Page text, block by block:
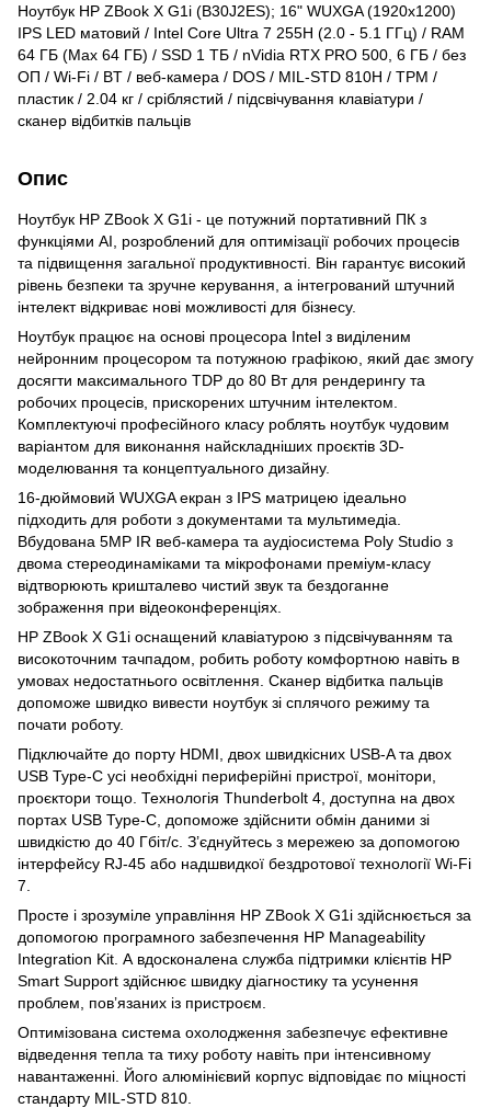
Ноутбук HP ZBook X G1i (B30J2ES); 16" WUXGA (1920x1200)
IPS LED матовий / Intel Core Ultra 7 255H (2.0 - 5.1 ГГц) / RAM
64 ГБ (Max 64 ГБ) / SSD 1 ТБ / nVidia RTX PRO 500, 6 ГБ / без
ОП / Wi-Fi / BT / веб-камера / DOS / MIL-STD 810H / TPM /
пластик / 2.04 кг / сріблястий / підсвічування клавіатури /
сканер відбитків пальців
Опис
Ноутбук HP ZBook X G1i - це потужний портативний ПК з
функціями AI, розроблений для оптимізації робочих процесів
та підвищення загальної продуктивності. Він гарантує високий
рівень безпеки та зручне керування, а інтегрований штучний
інтелект відкриває нові можливості для бізнесу.
Ноутбук працює на основі процесора Intel з виділеним
нейронним процесором та потужною графікою, який дає змогу
досягти максимального TDP до 80 Вт для рендерингу та
робочих процесів, прискорених штучним інтелектом.
Комплектуючі професійного класу роблять ноутбук чудовим
варіантом для виконання найскладніших проєктів 3D-
моделювання та концептуального дизайну.
16-дюймовий WUXGA екран з IPS матрицею ідеально
підходить для роботи з документами та мультимедіа.
Вбудована 5MP IR веб-камера та аудіосистема Poly Studio з
двома стереодинаміками та мікрофонами преміум-класу
відтворюють кришталево чистий звук та бездоганне
зображення при відеоконференціях.
HP ZBook X G1i оснащений клавіатурою з підсвічуванням та
високоточним тачпадом, робить роботу комфортною навіть в
умовах недостатнього освітлення. Сканер відбитка пальців
допоможе швидко вивести ноутбук зі сплячого режиму та
почати роботу.
Підключайте до порту HDMI, двох швидкісних USB-A та двох
USB Type-C усі необхідні периферійні пристрої, монітори,
проєктори тощо. Технологія Thunderbolt 4, доступна на двох
портах USB Type-C, допоможе здійснити обмін даними зі
швидкістю до 40 Гбіт/с. З’єднуйтесь з мережею за допомогою
інтерфейсу RJ-45 або надшвидкої бездротової технології Wi-Fi
7.
Просте і зрозуміле управління HP ZBook X G1i здійснюється за
допомогою програмного забезпечення HP Manageability
Integration Kit. А вдосконалена служба підтримки клієнтів HP
Smart Support здійснює швидку діагностику та усунення
проблем, пов’язаних із пристроєм.
Оптимізована система охолодження забезпечує ефективне
відведення тепла та тиху роботу навіть при інтенсивному
навантаженні. Його алюмінієвий корпус відповідає по міцності
стандарту MIL-STD 810.